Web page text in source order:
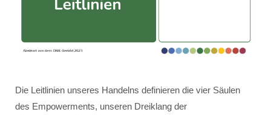
Die Leitlinien unseres Handelns definieren die vier Säulen
des Empowerments, unseren Dreiklang der